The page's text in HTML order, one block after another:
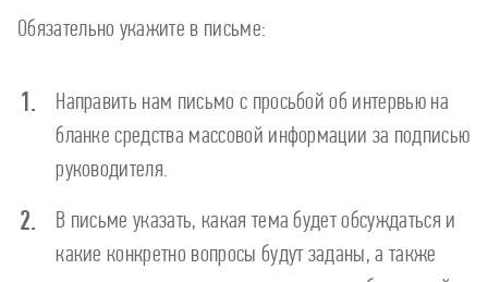
Обязательно укажите в письме:
Направить нам письмо с просьбой об интервью на
бланке средства массовой информации за подписью
руководителя.
В письме указать, какая тема будет обсуждаться и
какие конкретно вопросы будут заданы, а также